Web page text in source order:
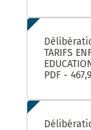
TARIFS
PDF -